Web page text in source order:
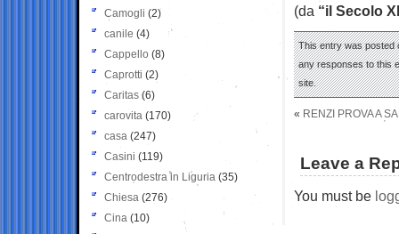
(da “il Secolo
This entry was posted
any responses to this
site.
« RENZI PROVA A
Leave a
You must be
Camogli (2)
canile (4)
Cappello (8)
Caprotti (2)
Caritas (6)
carovita (170)
casa (247)
Casini (119)
Centrodestra in Liguria (35)
Chiesa (276)
Cina (10)